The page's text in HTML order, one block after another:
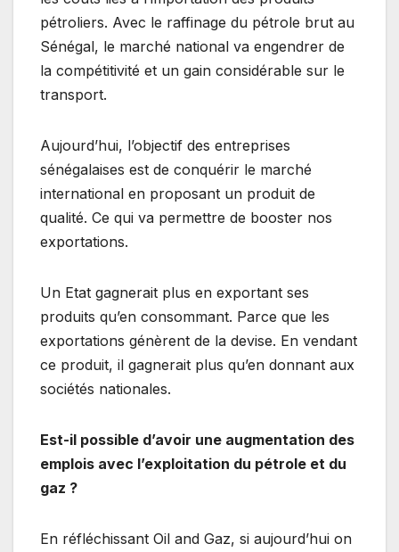
pétroliers. Avec le raffinage du pétrole brut au
Sénégal, le marché national va engendrer de
la compétitivité et un gain considérable sur le
transport.
Aujourd’hui, l’objectif des entreprises
sénégalaises est de conquérir le marché
international en proposant un produit de
qualité. Ce qui va permettre de booster nos
exportations.
Un Etat gagnerait plus en exportant ses
produits qu’en consommant. Parce que les
exportations génèrent de la devise. En vendant
ce produit, il gagnerait plus qu’en donnant aux
sociétés nationales.
Est-il possible d’avoir une augmentation des
emplois avec l’exploitation du pétrole et du
gaz ?
En réfléchissant Oil and Gaz, si aujourd’hui on